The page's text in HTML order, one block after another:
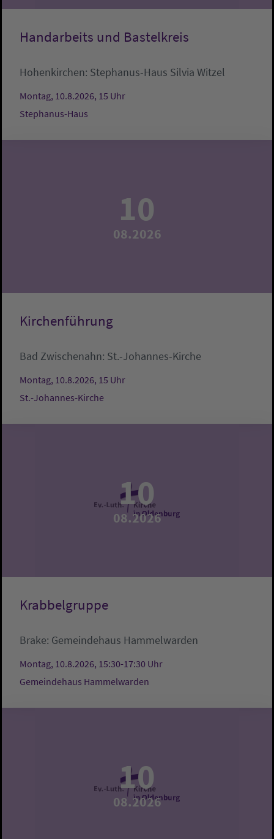
Handarbeits und Bastelkreis
Hohenkirchen: Stephanus-Haus Silvia Witzel
Montag, 10.8.2026, 15 Uhr
Stephanus-Haus
10
08.2026
Kirchenführung
Bad Zwischenahn: St.-Johannes-Kirche
Montag, 10.8.2026, 15 Uhr
St.-Johannes-Kirche
10
08.2026
Krabbelgruppe
Brake: Gemeindehaus Hammelwarden
Montag, 10.8.2026, 15:30-17:30 Uhr
Gemeindehaus Hammelwarden
10
08.2026